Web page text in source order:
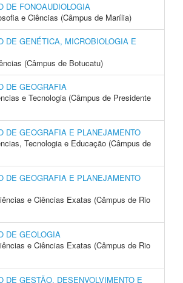
DE FONOAUDIOLOGIA
e Ciências (Câmpus de Marília)
DE GENÉTICA, MICROBIOLOGIA E
(Câmpus de Botucatu)
DE GEOGRAFIA
e Tecnologia (Câmpus de Presidente
DE GEOGRAFIA E PLANEJAMENTO
Tecnologia e Educação (Câmpus de
DE GEOGRAFIA E PLANEJAMENTO
e Ciências Exatas (Câmpus de Rio
DE GEOLOGIA
e Ciências Exatas (Câmpus de Rio
DE GESTÃO, DESENVOLVIMENTO E